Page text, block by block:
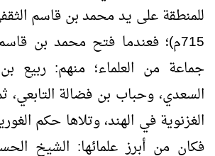
715م)؛ فعندما فتح محمد بن
جماعة من العلماء؛ منهم: ربيع
السعدي، وحباب بن فضالة
الغزنوية في الهند، وتلاها حكم
فكان من أبرز علمائها: الشيخ